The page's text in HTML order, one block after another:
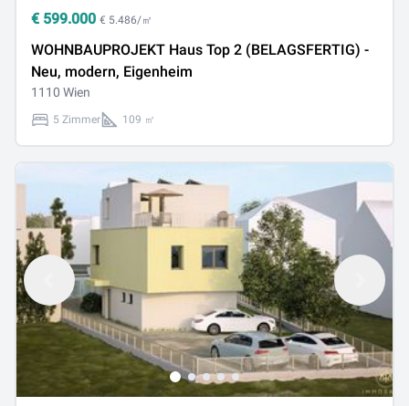
€ 599.000 € 5.486/㎡
WOHNBAUPROJEKT Haus Top 2 (BELAGSFERTIG) -
Neu, modern, Eigenheim
1110 Wien
5 Zimmer 109 ㎡